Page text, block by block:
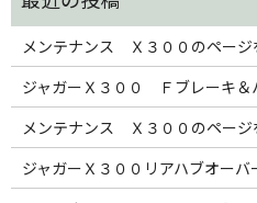
メンテナンス Ｘ３００のページ
ジャガーＸ３００ Ｆブレーキ＆
メンテナンス Ｘ３００のページ
ジャガーＸ３００リアハブオーバ